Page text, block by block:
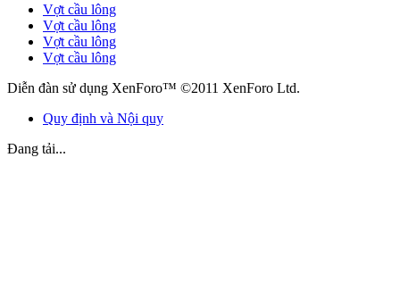
Vợt cầu lông
Vợt cầu lông
Vợt cầu lông
Vợt cầu lông
Diễn đàn sử dụng XenForo™ ©2011 XenForo Ltd.
Quy định và Nội quy
Đang tải...